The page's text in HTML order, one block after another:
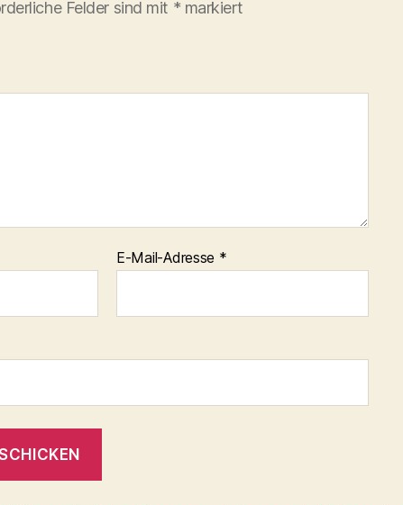
Felder sind mit * markiert
E-Mail-Adresse *